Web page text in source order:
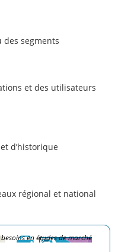
des segments
et des utilisateurs
d’historique
régional et national
en études de marché